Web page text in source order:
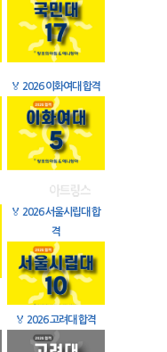
🏅 2026 이화여대 합격
🏅 2026 서울시립대 합
격
🏅 2026 고려대 합격